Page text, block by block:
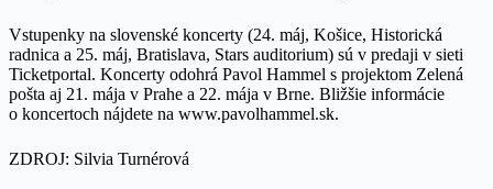
Vstupenky na slovenské koncerty (24. máj, Košice, Historická
radnica a 25. máj, Bratislava, Stars auditorium) sú v predaji v sieti
Ticketportal. Koncerty odohrá Pavol Hammel s projektom Zelená
pošta aj 21. mája v Prahe a 22. mája v Brne. Bližšie informácie
o koncertoch nájdete na www.pavolhammel.sk.
ZDROJ: Silvia Turnérová